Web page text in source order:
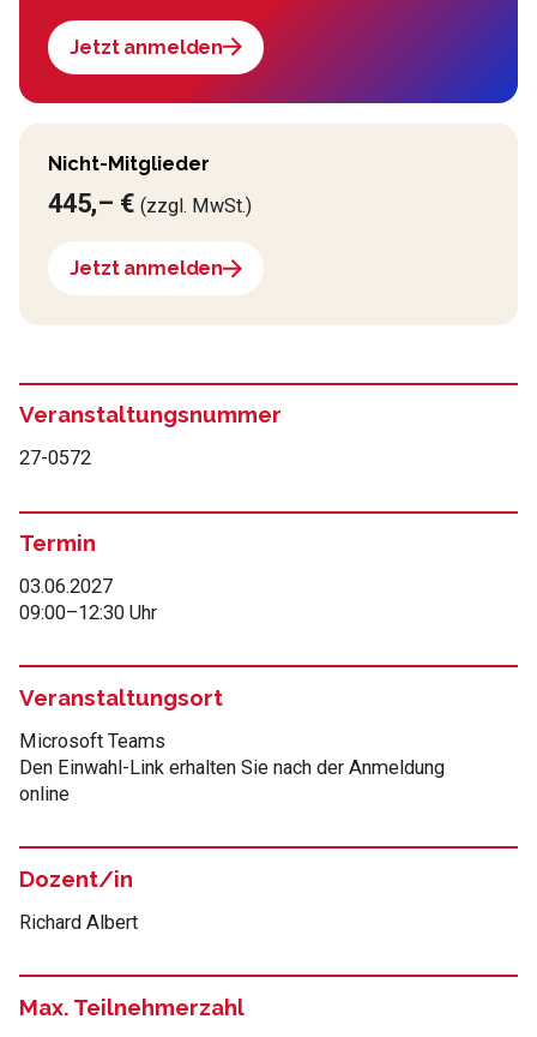
Jetzt anmelden
Nicht-Mitglieder
445,– €(zzgl. MwSt.)
Jetzt anmelden
Veranstaltungsnummer
27-0572
Termin
03.06.2027
09:00–12:30 Uhr
Veranstaltungsort
Microsoft Teams
Den Einwahl-Link erhalten Sie nach der Anmeldung
online
Dozent/in
Richard Albert
Max. Teilnehmerzahl